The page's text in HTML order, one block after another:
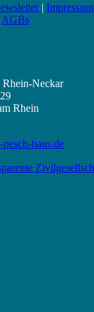
| Impressum
AGBs
Neckar
Rhein
haus.de